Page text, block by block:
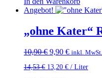
Angebot!
„ohne Kater“
10,90€ Ursprünglicher
war:
9,90 €Aktueller
ist:
inkl. MwSt.
14,53€ 13,20 € / Liter